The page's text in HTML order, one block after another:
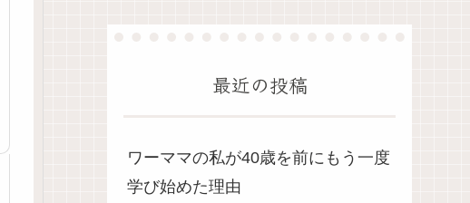
最近の投稿
ワーママの私が40歳を前にもう一度
学び始めた理由